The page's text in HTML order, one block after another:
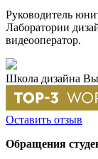
Руководитель
Лаборатории
видеооператор.
Школа дизайна
Оставить отзыв
Обращения